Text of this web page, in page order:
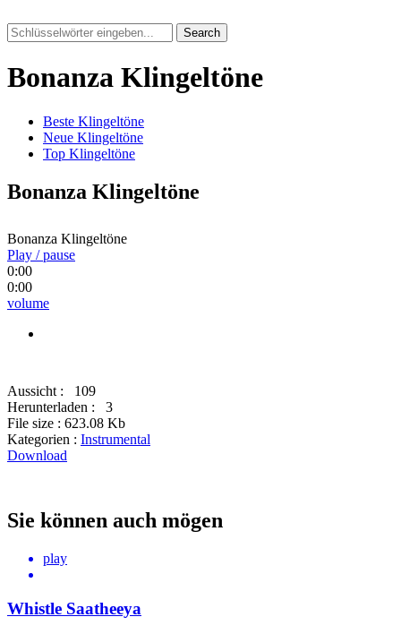
Search
Bonanza Klingeltöne
Beste Klingeltöne
Neue Klingeltöne
Top Klingeltöne
Bonanza Klingeltöne
Bonanza Klingeltöne
Play / pause
0:00
0:00
volume
Aussicht :
109
Herunterladen :
3
File size : 623.08 Kb
Kategorien : Instrumental
Download
Sie können auch mögen
play
Whistle Saatheeya